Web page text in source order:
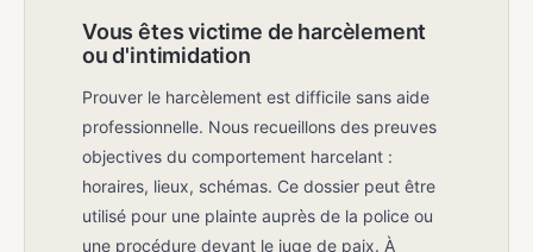
Vous êtes victime de harcèlement
ou d'intimidation
Prouver le harcèlement est difficile sans aide
professionnelle. Nous recueillons des preuves
objectives du comportement harcelant :
horaires, lieux, schémas. Ce dossier peut être
utilisé pour une plainte auprès de la police ou
une procédure devant le juge de paix. À